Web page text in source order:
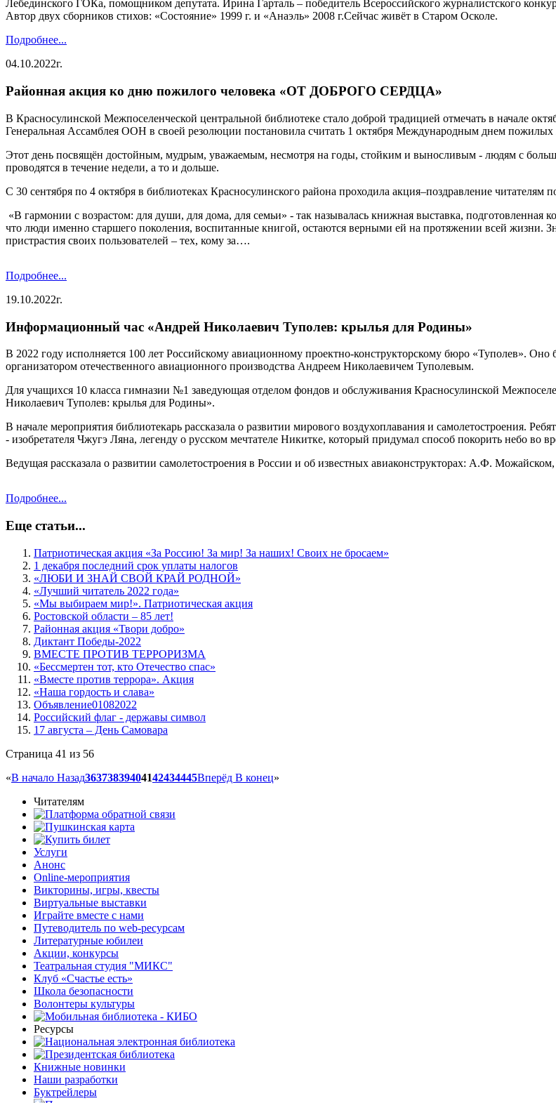
Лебединского ГОКа, помощником депутата. Ирина Гарталь – победитель Всероссийского журналистского
Автор двух сборников стихов: «Состояние» 1999 г. и «Анаэль» 2008 г.Сейчас живёт в Старом Осколе.
Подробнее...
04.10.2022г.
Районная акция ко дню пожилого человека «ОТ ДОБРОГО СЕРДЦА»
В Красносулинской Межпоселенческой центральной библиотеке стало доброй традицией отмечать в начале
Генеральная Ассамблея ООН в своей резолюции постановила считать 1 октября Международным днем пожилых
Этот день посвящён достойным, мудрым, уважаемым, несмотря на годы, стойким и выносливым - людям с
проводятся в течение недели, а то и дольше.
С 30 сентября по 4 октября в библиотеках Красносулинского района проходила акция–поздравление читателям
«В гармонии с возрастом: для души, для дома, для семьи» - так называлась книжная выставка,
что люди именно старшего поколения, воспитанные книгой, остаются верными ей на протяжении всей жизни.
пристрастия своих пользователей – тех, кому за….
Подробнее...
19.10.2022г.
Информационный час «Андрей Николаевич Туполев: крылья для Родины»
В 2022 году исполняется 100 лет Российскому авиационному проектно-конструкторскому бюро «Туполев».
организатором отечественного авиационного производства Андреем Николаевичем Туполевым.
Для учащихся 10 класса гимназии №1 заведующая отделом фондов и обслуживания Красносулинской
Николаевич Туполев: крылья для Родины».
В начале мероприятия библиотекарь рассказала о развитии мирового воздухоплавания и самолетостроения.
- изобретателя Чжугэ Ляна, легенду о русском мечтателе Никитке, который придумал способ покорить небо во
Ведущая рассказала о развитии самолетостроения в России и об известных авиаконструкторах: А.Ф.
Подробнее...
Еще статьи...
Патриотическая акция «За Россию! За мир! За наших! Своих не бросаем»
1 декабря последний срок уплаты налогов
«ЛЮБИ И ЗНАЙ СВОЙ КРАЙ РОДНОЙ»
«Лучший читатель 2022 года»
«Мы выбираем мир!». Патриотическая акция
Ростовской области – 85 лет!
Районная акция «Твори добро»
Диктант Победы-2022
ВМЕСТЕ ПРОТИВ ТЕРРОРИЗМА
«Бессмертен тот, кто Отечество спас»
«Вместе против террора». Акция
«Наша гордость и слава»
Объявление01082022
Российский флаг - державы символ
17 августа – День Самовара
Страница 41 из 56
«В начало Назад36373839404142434445Вперёд В конец»
Читателям
Услуги
Анонс
Online-мероприятия
Викторины, игры, квесты
Виртуальные выставки
Играйте вместе с нами
Путеводитель по web-ресурсам
Литературные юбилеи
Акции, конкурсы
Театральная студия "МИКС"
Клуб «Счастье есть»
Школа безопасности
Волонтеры культуры
Ресурсы
Книжные новинки
Наши разработки
Буктрейлеры